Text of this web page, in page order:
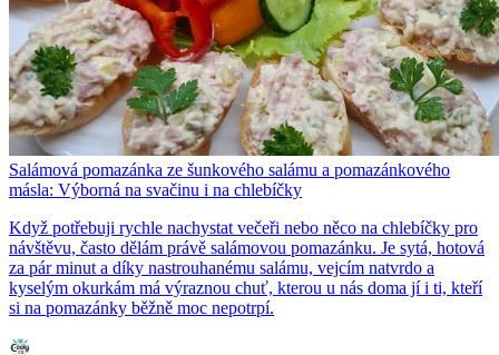
Salámová pomazánka ze šunkového salámu a pomazánkového
másla: Výborná na svačinu i na chlebíčky
Když potřebuji rychle nachystat večeři nebo něco na chlebíčky pro
návštěvu, často dělám právě salámovou pomazánku. Je sytá, hotová
za pár minut a díky nastrouhanému salámu, vejcím natvrdo a
kyselým okurkám má výraznou chuť, kterou u nás doma jí i ti, kteří
si na pomazánky běžně moc nepotrpí.